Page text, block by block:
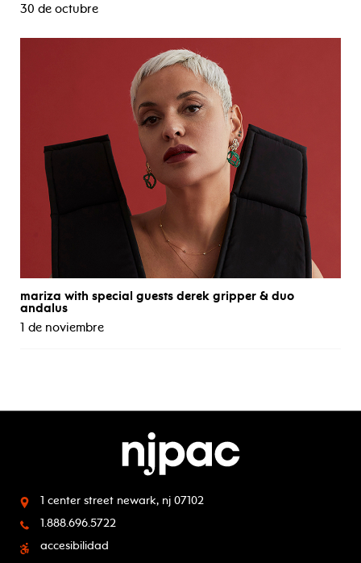
30 de octubre
mariza with special guests derek gripper & duo
andalus
1 de noviembre
1 center street newark, nj 07102
1.888.696.5722
accesibilidad